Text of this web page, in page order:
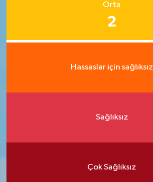
Orta
2
Hassaslar için sağlıksız
Sağlıksız
Çok Sağlıksız